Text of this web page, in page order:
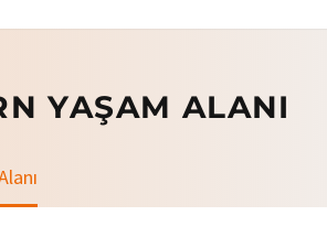
YAŞAM ALANI